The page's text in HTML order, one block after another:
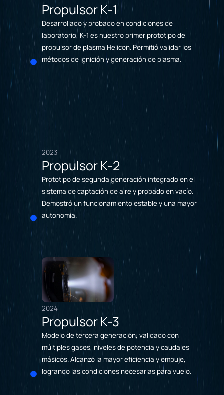
Propulsor K-1
Desarrollado y probado en condiciones de
laboratorio, K-1 es nuestro primer prototipo de
propulsor de plasma Helicon. Permitió validar los
métodos de ignición y generación de plasma.
2023
Propulsor K-2
Prototipo de segunda generación integrado en el
sistema de captación de aire y probado en vacío.
Demostró un funcionamiento estable y una mayor
autonomía.
2024
Propulsor K-3
Modelo de tercera generación, validado con
múltiples gases, niveles de potencia y caudales
másicos. Alcanzó la mayor eficiencia y empuje,
logrando las condiciones necesarias para vuelo.